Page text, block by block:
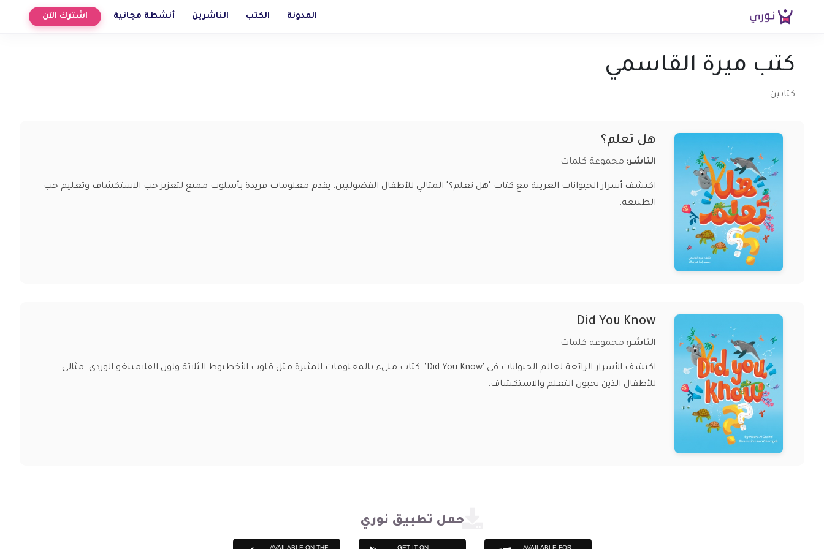
المدونة الكتب الناشرين أنشطة مجانية اشترك الآن
كتب ميرة القاسمي
كتابين
هل تعلم؟
الناشر: مجموعة كلمات
اكتشف أسرار الحيوانات الغريبة مع كتاب "هل تعلم؟" المثالي للأطفال الفضوليين. يقدم معلومات فريدة بأسلوب ممتع لتعزيز حب الاستكشاف وتعليم حب
الطبيعة.
Did You Know
الناشر: مجموعة كلمات
اكتشف الأسرار الرائعة لعالم الحيوانات في 'Did You Know'. كتاب مليء بالمعلومات المثيرة مثل قلوب الأخطبوط الثلاثة ولون الفلامينغو الوردي. مثالي
للأطفال الذين يحبون التعلم والاستكشاف.
حمل تطبيق نوري
AVAILABLE ON THE GET IT ON AVAILABLE FOR